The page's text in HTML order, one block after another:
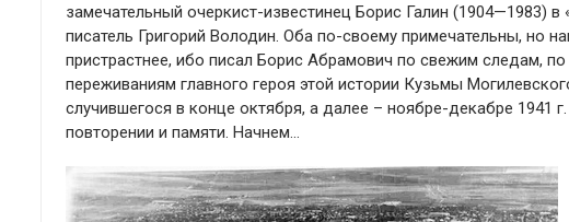
замечательный очеркист-известинец Борис Галин
писатель Григорий Володин. Оба по-своему примечательны, но
пристрастнее, ибо писал Борис Абрамович по свежим следам,
переживаниям главного героя этой истории Кузьмы
случившегося в конце октября, а далее – ноябре-декабре 1941
повторении и памяти. Начнем…